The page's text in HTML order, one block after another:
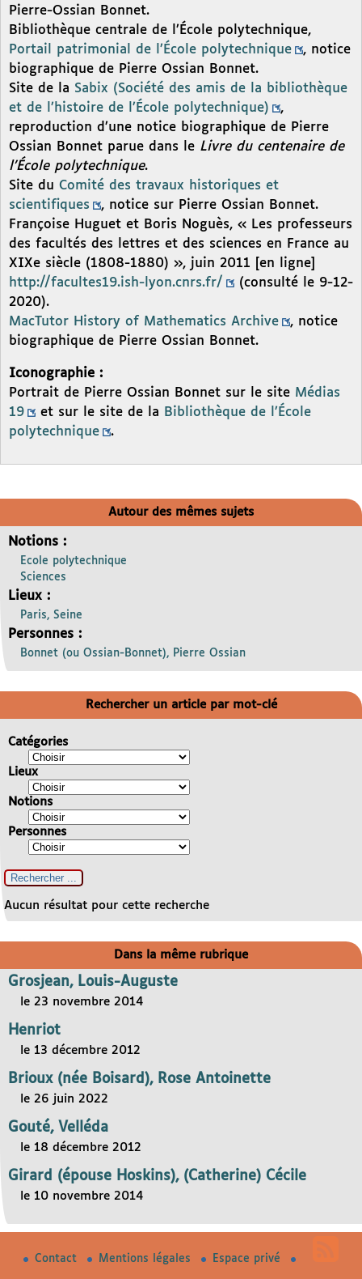
Pierre-Ossian Bonnet.
Bibliothèque centrale de l’École polytechnique,
Portail patrimonial de l’École polytechnique
, notice
biographique de Pierre Ossian Bonnet.
Site de la Sabix (Société des amis de la bibliothèque
et de l’histoire de l’École polytechnique)
,
reproduction d’une notice biographique de Pierre
Ossian Bonnet parue dans le Livre du centenaire de
l’École polytechnique.
Site du Comité des travaux historiques et
scientifiques
, notice sur Pierre Ossian Bonnet.
Françoise Huguet et Boris Noguès, « Les professeurs
des facultés des lettres et des sciences en France au
XIXe siècle (1808-1880) », juin 2011 [en ligne]
http://facultes19.ish-lyon.cnrs.fr/
(consulté le 9-12-
2020).
MacTutor History of Mathematics Archive
, notice
biographique de Pierre Ossian Bonnet.
Iconographie :
Portrait de Pierre Ossian Bonnet sur le site Médias
19
et sur le site de la Bibliothèque de l’École
polytechnique
.
Autour des mêmes sujets
Notions :
Ecole polytechnique
Sciences
Lieux :
Paris, Seine
Personnes :
Bonnet (ou Ossian-Bonnet), Pierre Ossian
Rechercher un article par mot-clé
Catégories
Lieux
Notions
Personnes
Aucun résultat pour cette recherche
Dans la même rubrique
Grosjean, Louis-Auguste
le 23 novembre 2014
Henriot
le 13 décembre 2012
Brioux (née Boisard), Rose Antoinette
le 26 juin 2022
Gouté, Velléda
le 18 décembre 2012
Girard (épouse Hoskins), (Catherine) Cécile
le 10 novembre 2014
Contact Mentions légales Espace privé